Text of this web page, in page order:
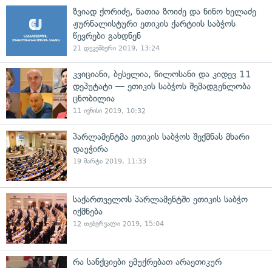
ზვიად ქორიძე, ნათია ზოიძე და ნინო ხელაძე
ჟურნალისტური ეთიკის ქარტიის საბჭოს
წევრები გახდნენ
21 დეკემბერი 2019, 13:24
კვიციანი, ბესელია, წილოსანი და კიდევ 11
დეპუტატი — ეთიკის საბჭოს შემადგენლობა
ცნობილია
11 ივნისი 2019, 10:32
პარლამენტმა ეთიკის საბჭოს შექმნას მხარი
დაუჭირა
19 მარტი 2019, 11:33
საქართველოს პარლამენტში ეთიკის საბჭო
იქმნება
12 თებერვალი 2019, 15:04
რა სანქციები ემუქრებათ არაეთიკურ